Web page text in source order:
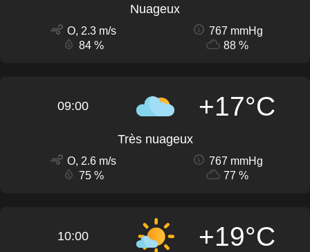
Nuageux
O, 2.3 m/s
767 mmHg
84 %
88 %
09:00 +17°C
Très nuageux
O, 2.6 m/s
767 mmHg
75 %
77 %
10:00 +19°C